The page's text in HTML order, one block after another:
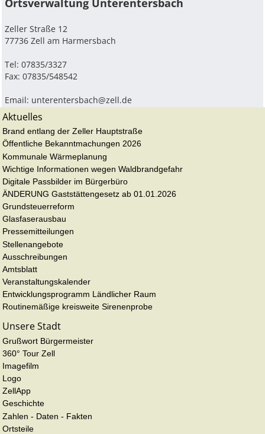
Zeller Straße 12
77736 Zell am Harmersbach
Tel: 07835/3327
Fax: 07835/548542
Email: unterentersbach@zell.de
Aktuelles
Brand entlang der Zeller Hauptstraße
Öffentliche Bekanntmachungen 2026
Kommunale Wärmeplanung
Wichtige Informationen wegen Waldbrandgefahr
Digitale Passbilder im Bürgerbüro
ÄNDERUNG Gaststättengesetz ab 01.01.2026
Grundsteuerreform
Glasfaserausbau
Pressemitteilungen
Stellenangebote
Ausschreibungen
Amtsblatt
Veranstaltungskalender
Entwicklungsprogramm Ländlicher Raum
Routinemäßige kreisweite Sirenenprobe
Unsere Stadt
Grußwort Bürgermeister
360° Tour Zell
Imagefilm
Logo
ZellApp
Geschichte
Zahlen - Daten - Fakten
Ortsteile